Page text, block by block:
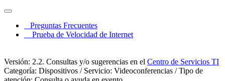
Preguntas Frecuentes
Prueba de Velocidad de Internet
Versión: 2.2. Consultas y/o sugerencias en el Centro de Servicios TI
Categoría: Dispositivos / Servicio: Videoconferencias / Tipo de